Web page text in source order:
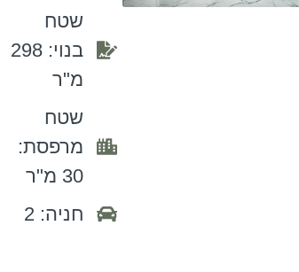
שטח
בנוי: 298
מ"ר
שטח
מרפסת:
30 מ"ר
חניה: 2